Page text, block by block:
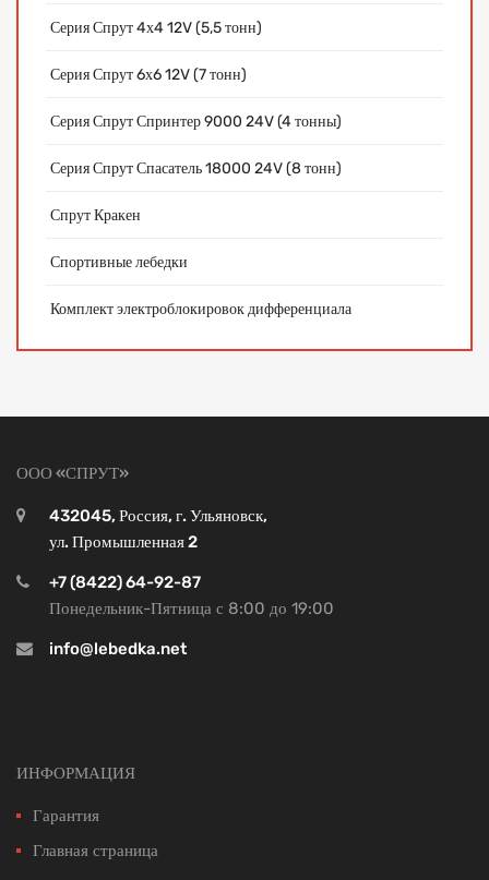
Серия Спрут 4х4 12V (5,5 тонн)
Серия Спрут 6х6 12V (7 тонн)
Серия Спрут Спринтер 9000 24V (4 тонны)
Серия Спрут Спасатель 18000 24V (8 тонн)
Спрут Кракен
Спортивные лебедки
Комплект электроблокировок дифференциала
ООО «СПРУТ»
432045, Россия, г. Ульяновск,
ул. Промышленная 2
+7 (8422) 64-92-87
Понедельник-Пятница с 8:00 до 19:00
info@lebedka.net
ИНФОРМАЦИЯ
Гарантия
Главная страница